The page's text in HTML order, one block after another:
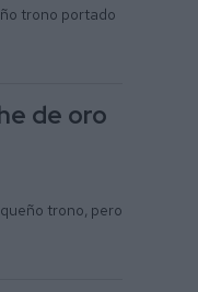
trono portado
de oro
trono, pero